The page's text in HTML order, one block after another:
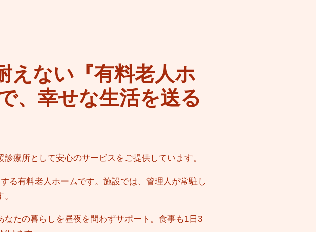
えない『有料老人ホ
、幸せな生活を送る
療所として安心のサービスをご提供しています。
る有料老人ホームです。施設では、管理人が常駐し
たの暮らしを昼夜を問わずサポート。食事も1日3